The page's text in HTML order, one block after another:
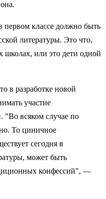
классе должно быть
литературы. Это что,
школах, или это дети одной
в разработке новой
участие
"Во всяком случае по
То циничное
сегодня в
может быть
конфессий", —